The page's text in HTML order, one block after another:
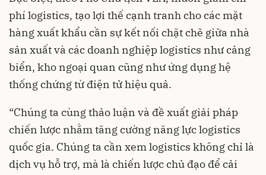
phí logistics, tạo lợi thế cạnh tranh cho các mặt
hàng xuất khẩu cần sự kết nối chặt chẽ giữa nhà
sản xuất và các doanh nghiệp logistics như cảng
biển, kho ngoại quan cũng như ứng dụng hệ
thống chứng từ điện tử hiệu quả.
“Chúng ta cùng thảo luận và đề xuất giải pháp
chiến lược nhằm tăng cường năng lực logistics
quốc gia. Chúng ta cần xem logistics không chỉ là
dịch vụ hỗ trợ, mà là chiến lược chủ đạo để cải